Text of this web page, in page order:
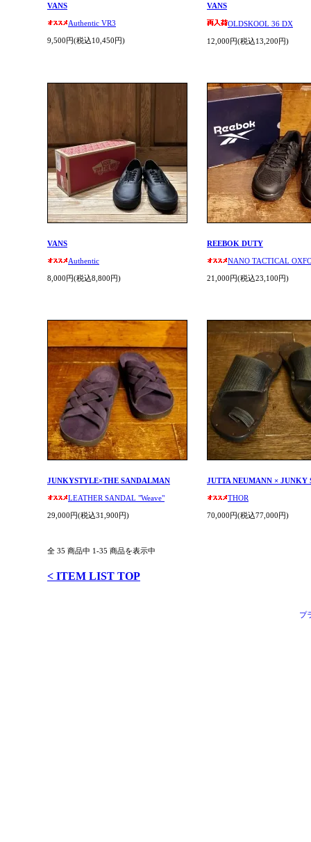
VANS
Authentic VR3
9,500円(税込10,450円)
VANS
OLDSKOOL 36 DX
12,000円(税込13,200円)
VANS
Authentic
8,000円(税込8,800円)
REEBOK DUTY
NANO TACTICAL
21,000円(税込23,100円)
JUNKYSTYLE×THE SANDALMAN
LEATHER SANDAL "Weave"
29,000円(税込31,900円)
JUTTA NEUMANN × JUNKY
THOR
70,000円(税込77,000円)
全 35 商品中 1-35 商品を表示中
< ITEM LIST TOP
プ